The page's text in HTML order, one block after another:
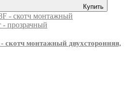
Купить
скотч монтажный двухсторонняя,